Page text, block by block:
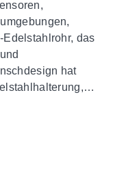
das
hat
ermöglicht.